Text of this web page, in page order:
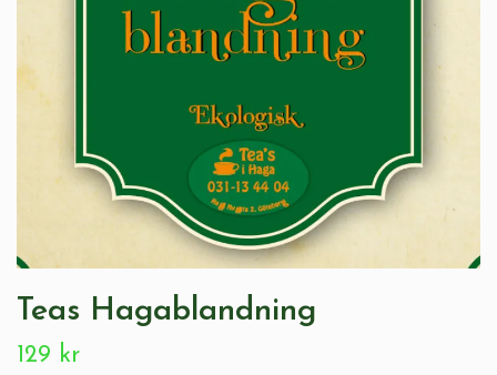
Teas Hagablandning
129 kr